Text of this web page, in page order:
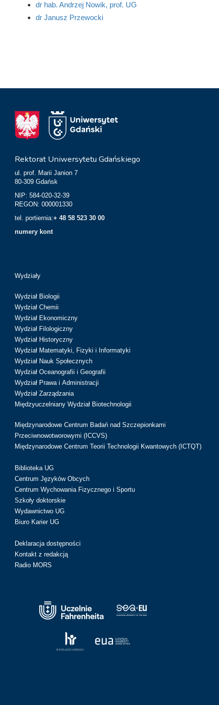
dr hab. Andrzej Nowik, prof. UG
dr Janusz Przewocki
Rektorat Uniwersytetu Gdańskiego
ul. prof. Marii Janion 7
80-309 Gdańsk
NIP: 584-020-32-39
REGON: 000001330
tel. portiernia:+ 48 58 523 30 00
numery kont
Wydziały
Wydział Biologii
Wydział Chemii
Wydział Ekonomiczny
Wydział Filologiczny
Wydział Historyczny
Wydział Matematyki, Fizyki i Informatyki
Wydział Nauk Społecznych
Wydział Oceanografii i Geografii
Wydział Prawa i Administracji
Wydział Zarządzania
Międzyuczelniany Wydział Biotechnologii
Międzynarodowe Centrum Badań nad Szczepionkami
Przeciwnowotworowymi (ICCVS)
Międzynarodowe Centrum Teorii Technologii Kwantowych (ICTQT)
Biblioteka UG
Centrum Języków Obcych
Centrum Wychowania Fizycznego i Sportu
Szkoły doktorskie
Wydawnictwo UG
Biuro Karier UG
Deklaracja dostępności
Kontakt z redakcją
Radio MORS